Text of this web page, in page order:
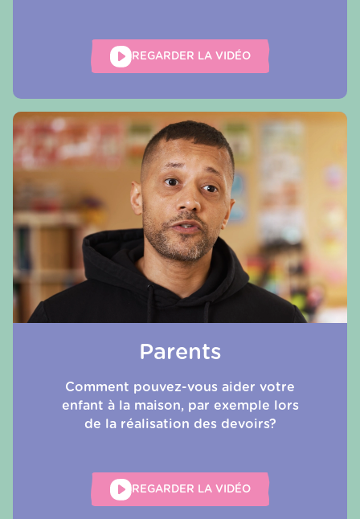
REGARDER LA VIDÉO
Parents
Comment pouvez-vous aider votre
enfant à la maison, par exemple lors
de la réalisation des devoirs?
REGARDER LA VIDÉO